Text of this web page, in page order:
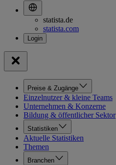
statista.de
statista.com
Preise & Zugänge
Einzelnutzer & kleine Teams
Unternehmen & Konzerne
Bildung & öffentlicher Sektor
Statistiken
Aktuelle Statistiken
Themen
Branchen